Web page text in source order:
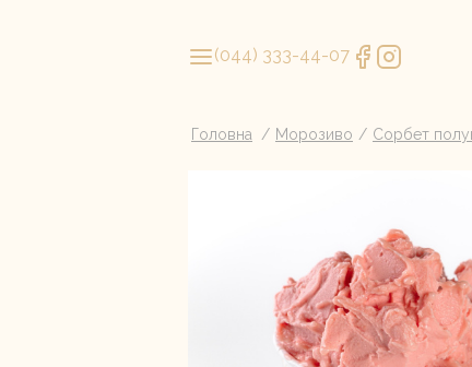
(044) 333-44-07
Головна Морозиво Сорбет